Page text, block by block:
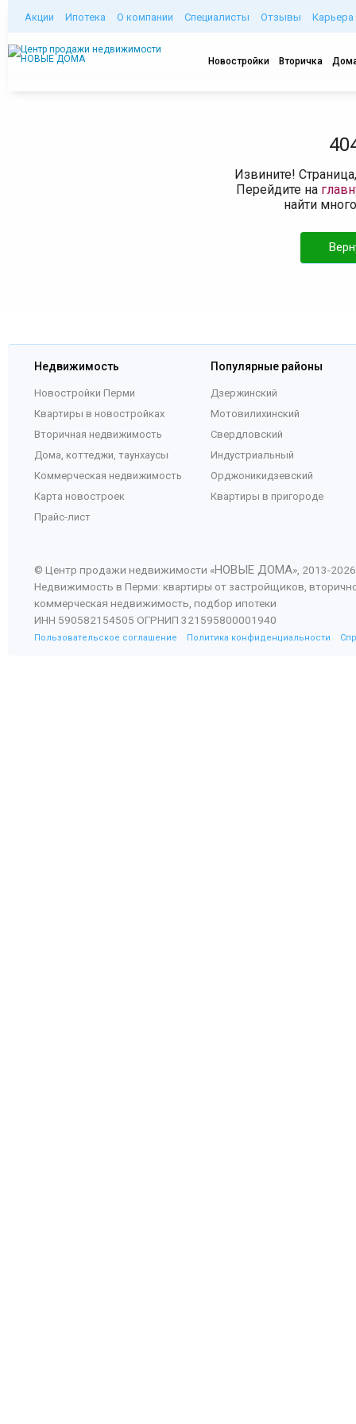
Акции Ипотека О компании Специалисты Отзывы Карьера
Новостройки Вторичка
Извините!
Перейдите на
найти
Недвижимость
Новостройки Перми
Квартиры в новостройках
Вторичная недвижимость
Дома, коттеджи, таунхаусы
Коммерческая недвижимость
Карта новостроек
Прайс-лист
Популярные районы
Дзержинский
Мотовилихинский
Свердловский
Индустриальный
Орджоникидзевский
Квартиры в пригороде
© Центр продажи недвижимости «НОВЫЕ ДОМА», 2013-2026
Недвижимость в Перми: квартиры от застройщиков,
коммерческая недвижимость, подбор ипотеки
ИНН 590582154505 ОГРНИП 321595800001940
Пользовательское соглашение Политика конфиденциальности